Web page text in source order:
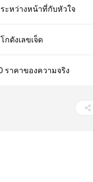
ตอนที่ 8 ระหว่างหน้าที่กับหัวใจ
ตอนที่ 9 โกดังเลขเจ็ด
ตอนที่ 10 ราคาของความจริง